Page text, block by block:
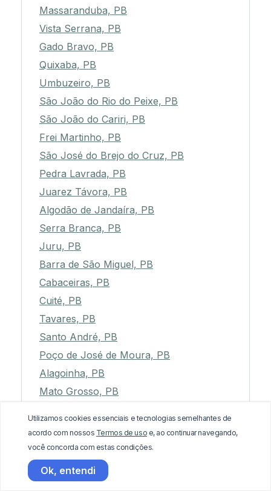
Massaranduba, PB
Vista Serrana, PB
Gado Bravo, PB
Quixaba, PB
Umbuzeiro, PB
São João do Rio do Peixe, PB
São João do Cariri, PB
Frei Martinho, PB
São José do Brejo do Cruz, PB
Pedra Lavrada, PB
Juarez Távora, PB
Algodão de Jandaíra, PB
Serra Branca, PB
Juru, PB
Barra de São Miguel, PB
Cabaceiras, PB
Cuité, PB
Tavares, PB
Santo André, PB
Poço de José de Moura, PB
Alagoinha, PB
Mato Grosso, PB
Pedro Régis, PB
Condado, PB
Nova Olinda, PB
Bom Jesus, PB
Utilizamos cookies essenciais e tecnologias semelhantes de
acordo com nossos Termos de uso e, ao continuar navegando,
você concorda com estas condições.
Ok, entendi